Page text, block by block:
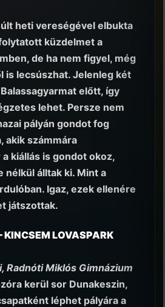
heti vereségével elbukta
küzdelmet a
de ha nem figyel, még
is lecsúszhat. Jelenleg két
előtt, így
lehet. Persze nem
pályán gondot fog
akik számmára
kiállás is gondot okoz,
nélkül álltak ki. Mint a
Igaz, ezek ellenére
játszottak.
KINCSEM LOVASPARK
Radnóti Miklós Gimnázium
kerül sor Dunakeszin,
léphet pályára a